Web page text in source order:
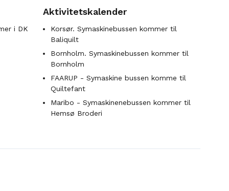
i DK
Aktivitetskalender
Korsør. Symaskinebussen kommer til
Baliquilt
Bornholm. Symaskinebussen kommer til
Bornholm
FAARUP - Symaskine bussen komme til
Quiltefant
Maribo - Symaskinenebussen kommer til
Hemsø Broderi